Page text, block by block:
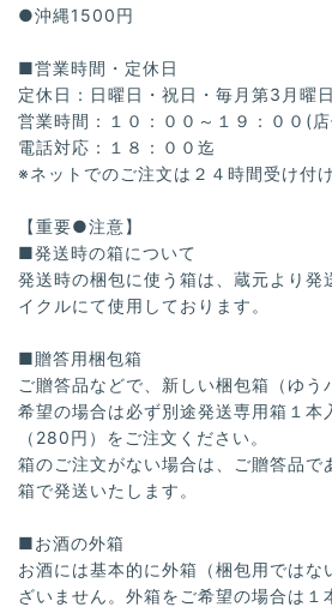
●沖縄1500円
■営業時間・定休日
定休日：日曜日・祝日・毎月第3月曜日
営業時間：１０：００～１９：００(店
電話対応：１８：００迄
※ネットでのご注文は２４時間受け付
【重要●注意】
■発送時の箱について
発送時の梱包に使う箱は、蔵元より発
イクルにて使用しております。
■贈答用梱包箱
ご贈答品などで、新しい梱包箱（ゆう
希望の場合は必ず別途発送専用箱１本
（280円）をご注文ください。
箱のご注文がない場合は、ご贈答品で
箱で発送いたします。
■お酒の外箱
お酒には基本的に外箱（梱包用ではな
ざいません。外箱をご希望の場合は１